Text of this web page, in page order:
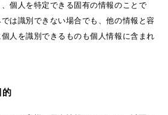
個人を特定できる固有の情報のことで
は識別できない場合でも、他の情報と容
人を識別できるものも個人情報に含まれ
的